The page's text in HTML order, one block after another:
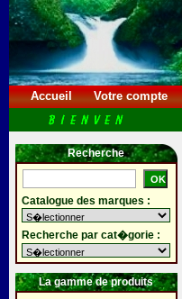
Accueil Votre compte
Recherche
Catalogue des marques :
Recherche par cat�gorie :
La gamme de produits